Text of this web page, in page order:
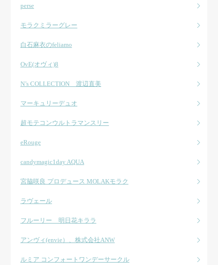
perse
モラクミラーグレー
白石麻衣のfeliamo
OvE(オヴィ)8
N’s COLLECTION 渡辺直美
マーキュリーデュオ
超モテコンウルトラマンスリー
eRouge
candymagic1day AQUA
宮脇咲良 プロデュース MOLAKモラク
ラヴェール
フルーリー 明日花キララ
アンヴィ(envie）、株式会社ANW
ルミア コンフォートワンデーサークル